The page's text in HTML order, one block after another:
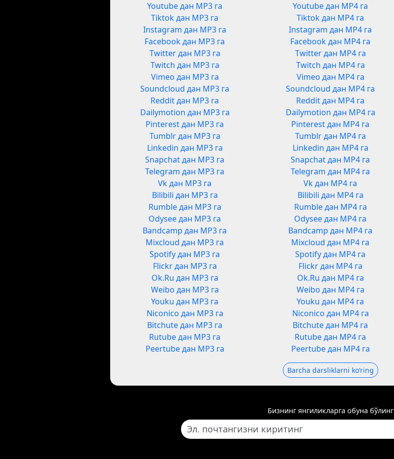
Youtube дан MP3 га
Tiktok дан MP3 га
Instagram дан MP3 га
Facebook дан MP3 га
Twitter дан MP3 га
Twitch дан MP3 га
Vimeo дан MP3 га
Soundcloud дан MP3 га
Reddit дан MP3 га
Dailymotion дан MP3 га
Pinterest дан MP3 га
Tumblr дан MP3 га
Linkedin дан MP3 га
Snapchat дан MP3 га
Telegram дан MP3 га
Vk дан MP3 га
Bilibili дан MP3 га
Rumble дан MP3 га
Odysee дан MP3 га
Bandcamp дан MP3 га
Mixcloud дан MP3 га
Spotify дан MP3 га
Flickr дан MP3 га
Ok.Ru дан MP3 га
Weibo дан MP3 га
Youku дан MP3 га
Niconico дан MP3 га
Bitchute дан MP3 га
Rutube дан MP3 га
Peertube дан MP3 га
Youtube дан MP4 га
Tiktok дан MP4 га
Instagram дан MP4 га
Facebook дан MP4 га
Twitter дан MP4 га
Twitch дан MP4 га
Vimeo дан MP4 га
Soundcloud дан MP4 га
Reddit дан MP4 га
Dailymotion дан MP4 га
Pinterest дан MP4 га
Tumblr дан MP4 га
Linkedin дан MP4 га
Snapchat дан MP4 га
Telegram дан MP4 га
Vk дан MP4 га
Bilibili дан MP4 га
Rumble дан MP4 га
Odysee дан MP4 га
Bandcamp дан MP4 га
Mixcloud дан MP4 га
Spotify дан MP4 га
Flickr дан MP4 га
Ok.Ru дан MP4 га
Weibo дан MP4 га
Youku дан MP4 га
Niconico дан MP4 га
Bitchute дан MP4 га
Rutube дан MP4 га
Peertube дан MP4 га
Barcha darsliklarni koʻring
Бизнинг янгиликларга обуна бўлинг